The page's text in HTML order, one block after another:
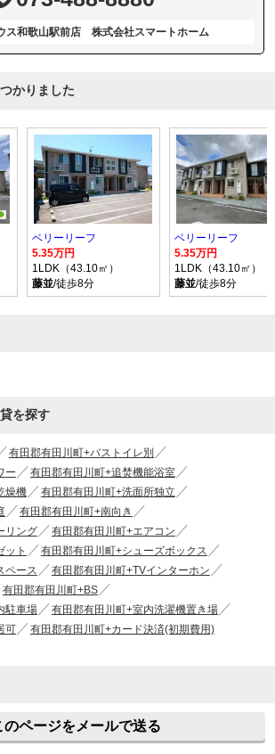
ス和歌山駅前店 株式会社スマートホーム
かりました
ベリーリーフ
5.35万円
1LDK（43.10㎡）
藤並/徒歩8分
ベリーリーフ
5.35万円
1LDK（43.10㎡）
藤並/徒歩8分
を探す
有田郡有田川町+バストイレ別
ー
有田郡有田川町+追焚機能浴室
燥機
有田郡有田川町+洗面所独立
有田郡有田川町+南向き
リング
有田郡有田川町+エアコン
ット
有田郡有田川町+シューズボックス
ペース
有田郡有田川町+TVインターホン
有田郡有田川町+BS
駐車場
有田郡有田川町+室内洗濯機置き場
可
有田郡有田川町+カード決済(初期費用)
のページをメールで送る